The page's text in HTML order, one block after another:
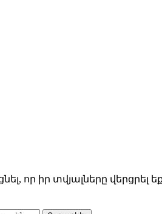
որ իր տվյալները վերցրել եք